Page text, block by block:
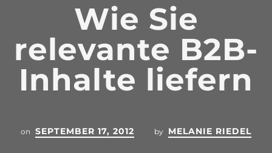
Wie Sie
relevante B2B-
Inhalte liefern
on SEPTEMBER 17, 2012 by MELANIE RIEDEL